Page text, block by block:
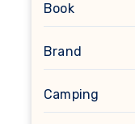
Book
Brand
Camping